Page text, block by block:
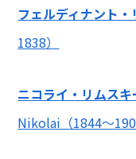
フェルディナント・
1838）
ニコライ・リムス
Nikolai（1844～